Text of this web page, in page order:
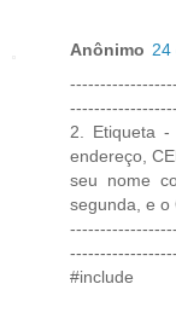
Anônimo 24
2. Etiqueta -
endereço,
seu nome
segunda, e o
#include